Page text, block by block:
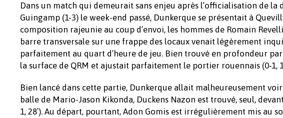
Dans un match qui demeurait sans enjeu après l’officialisation de
Guingamp (1-3) le week-end passé, Dunkerque se présentait à
composition rajeunie au coup d’envoi, les hommes de Romain
barre transversale sur une frappe des locaux venait légèrement
parfaitement au quart d’heure de jeu. Bien trouvé en profondeur
la surface de QRM et ajustait parfaitement le portier rouennais (0-1,
Bien lancé dans cette partie, Dunkerque allait malheureusement
balle de Mario-Jason Kikonda, Duckens Nazon est trouvé, seul,
1, 28′). Au départ, pourtant, Adon Gomis est irrégulièrement mis au